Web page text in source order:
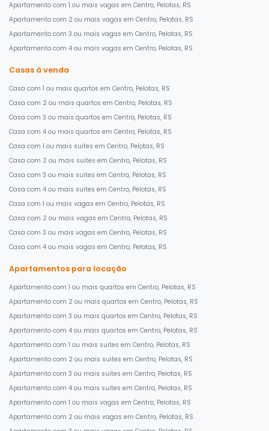
Apartamento com 1 ou mais vagas em Centro, Pelotas, RS
Apartamento com 2 ou mais vagas em Centro, Pelotas, RS
Apartamento com 3 ou mais vagas em Centro, Pelotas, RS
Apartamento com 4 ou mais vagas em Centro, Pelotas, RS
Casas à venda
Casa com 1 ou mais quartos em Centro, Pelotas, RS
Casa com 2 ou mais quartos em Centro, Pelotas, RS
Casa com 3 ou mais quartos em Centro, Pelotas, RS
Casa com 4 ou mais quartos em Centro, Pelotas, RS
Casa com 1 ou mais suites em Centro, Pelotas, RS
Casa com 2 ou mais suites em Centro, Pelotas, RS
Casa com 3 ou mais suites em Centro, Pelotas, RS
Casa com 4 ou mais suites em Centro, Pelotas, RS
Casa com 1 ou mais vagas em Centro, Pelotas, RS
Casa com 2 ou mais vagas em Centro, Pelotas, RS
Casa com 3 ou mais vagas em Centro, Pelotas, RS
Casa com 4 ou mais vagas em Centro, Pelotas, RS
Apartamentos para locação
Apartamento com 1 ou mais quartos em Centro, Pelotas, RS
Apartamento com 2 ou mais quartos em Centro, Pelotas, RS
Apartamento com 3 ou mais quartos em Centro, Pelotas, RS
Apartamento com 4 ou mais quartos em Centro, Pelotas, RS
Apartamento com 1 ou mais suites em Centro, Pelotas, RS
Apartamento com 2 ou mais suites em Centro, Pelotas, RS
Apartamento com 3 ou mais suites em Centro, Pelotas, RS
Apartamento com 4 ou mais suites em Centro, Pelotas, RS
Apartamento com 1 ou mais vagas em Centro, Pelotas, RS
Apartamento com 2 ou mais vagas em Centro, Pelotas, RS